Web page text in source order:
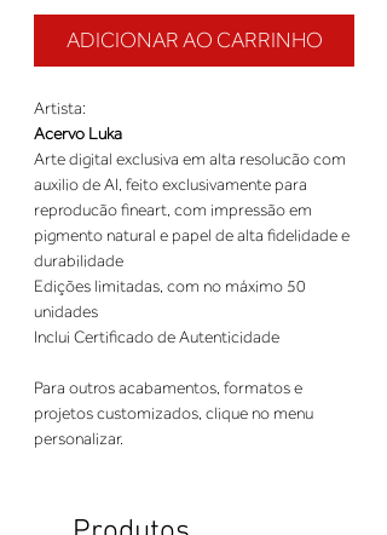
ADICIONAR AO CARRINHO
Artista:
Acervo Luka
Arte digital exclusiva em alta resolucão com
auxilio de AI, feito exclusivamente para
reproducão fineart, com impressão em
pigmento natural e papel de alta fidelidade e
durabilidade
Edições limitadas, com no máximo 50
unidades
Inclui Certificado de Autenticidade
Para outros acabamentos, formatos e
projetos customizados, clique no menu
personalizar.